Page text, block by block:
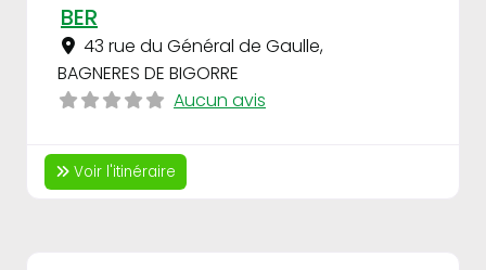
BER
43 rue du Général de Gaulle,
BAGNERES DE BIGORRE
Aucun avis
Voir l'itinéraire